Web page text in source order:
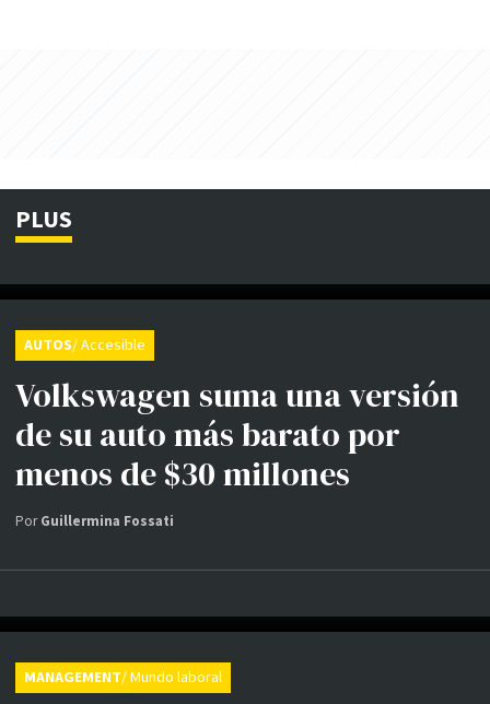
PLUS
Volkswagen suma una versión
de su auto más barato por
menos de $30 millones
AUTOS/ Accesible
PorGuillermina Fossati
MANAGEMENT/ Mundo laboral